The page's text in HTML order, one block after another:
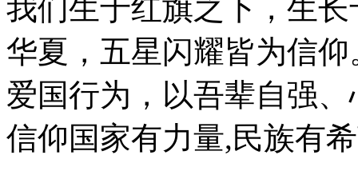
我们生于红旗之下，生
华夏，五星闪耀皆为信
爱国行为，以吾辈自强
信仰国家有力量,民族有